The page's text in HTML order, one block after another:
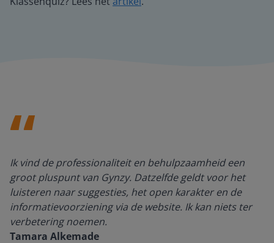
Ik vind de professionaliteit en behulpzaamheid een
groot pluspunt van Gynzy. Datzelfde geldt voor het
luisteren naar suggesties, het open karakter en de
informatievoorziening via de website. Ik kan niets ter
verbetering noemen.
Tamara Alkemade